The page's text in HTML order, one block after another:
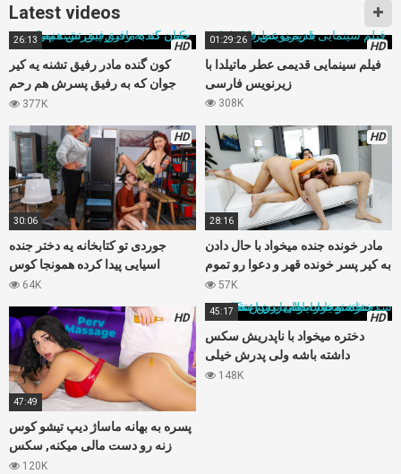
Latest videos
HD
26:13
کون گنده مادر رفیق تشنه یه کیر
جوان که به رفیق پسرش هم رحم
نمیکنه
377K
HD
01:29:26
فیلم سینمایی قدیمی عطر ماتیلدا با
زیرنویس فارسی
308K
HD
30:06
جوردی تو کتابخانه یه دختر جنده
اسیایی پیدا کرده همونجا کوس
خیسش رو پاره میکنه
64K
HD
28:16
مادر خونده جنده میخواد با حال دادن
به کیر پسر خونده قهر و دعوا رو تموم
کنه57K
HD
47:49
پسره به بهانه ماساژ دیپ تیشو کوس
زنه رو دست مالی میکنه, سکس
عالی همراه با ماساژور
120K
HD
45:17
دختره میخواد با ناپدریش سکس
داشته باشه ولی پدرش خیلی
سرسخته و به رابطه با زن اعتقادی
148K